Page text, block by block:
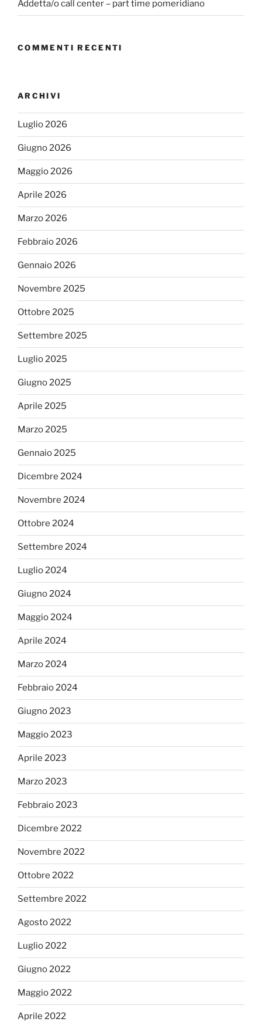
Addetta/o call center – part time pomeridiano
COMMENTI RECENTI
ARCHIVI
Luglio 2026
Giugno 2026
Maggio 2026
Aprile 2026
Marzo 2026
Febbraio 2026
Gennaio 2026
Novembre 2025
Ottobre 2025
Settembre 2025
Luglio 2025
Giugno 2025
Aprile 2025
Marzo 2025
Gennaio 2025
Dicembre 2024
Novembre 2024
Ottobre 2024
Settembre 2024
Luglio 2024
Giugno 2024
Maggio 2024
Aprile 2024
Marzo 2024
Febbraio 2024
Giugno 2023
Maggio 2023
Aprile 2023
Marzo 2023
Febbraio 2023
Dicembre 2022
Novembre 2022
Ottobre 2022
Settembre 2022
Agosto 2022
Luglio 2022
Giugno 2022
Maggio 2022
Aprile 2022